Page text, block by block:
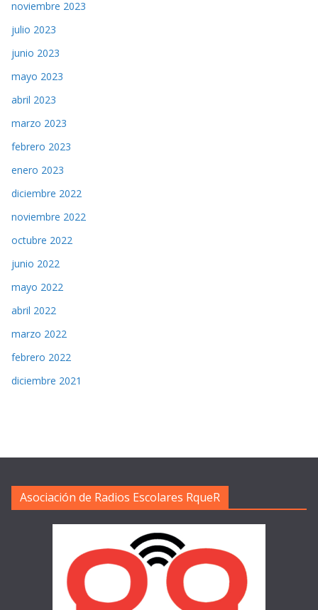
noviembre 2023
julio 2023
junio 2023
mayo 2023
abril 2023
marzo 2023
febrero 2023
enero 2023
diciembre 2022
noviembre 2022
octubre 2022
junio 2022
mayo 2022
abril 2022
marzo 2022
febrero 2022
diciembre 2021
Asociación de Radios Escolares RqueR